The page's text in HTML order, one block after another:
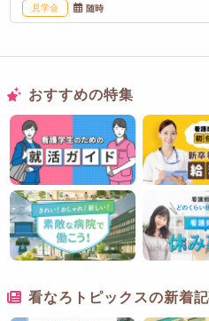
見学会 随時
おすすめの特集
看なろトピックスの新着